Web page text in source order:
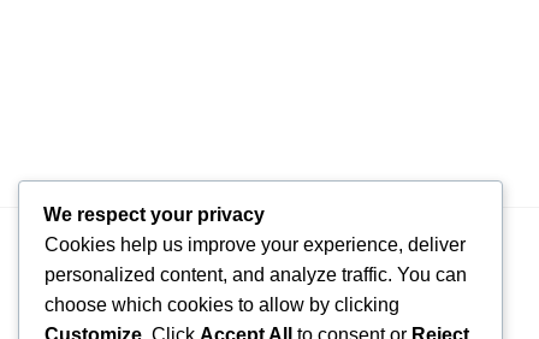
Sale Engineer : NGUYỄN VŨ GIA HUY – 090 819 5875
We respect your privacy
Cookies help us improve your experience, deliver
personalized content, and analyze traffic. You can
choose which cookies to allow by clicking
Customize . Click Accept All to consent or Reject